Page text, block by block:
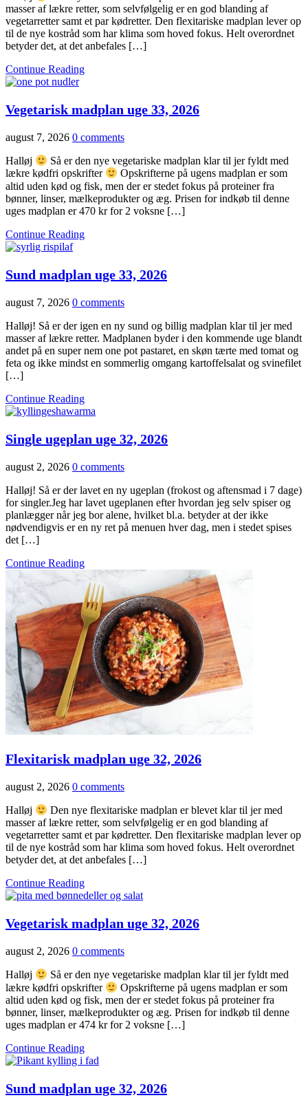
masser af lækre retter, som selvfølgelig er en god blanding af
vegetarretter samt et par kødretter. Den flexitariske madplan lever op
til de nye kostråd som har klima som hoved fokus. Helt overordnet
betyder det, at det anbefales […]
Continue Reading
Vegetarisk madplan uge 33, 2026
august 7, 2026 0 comments
Halløj
Så er den nye vegetariske madplan klar til jer fyldt med
lækre kødfri opskrifter
Opskrifterne på ugens madplan er som
altid uden kød og fisk, men der er stedet fokus på proteiner fra
bønner, linser, mælkeprodukter og æg. Prisen for indkøb til denne
uges madplan er 470 kr for 2 voksne […]
Continue Reading
Sund madplan uge 33, 2026
august 7, 2026 0 comments
Halløj! Så er der igen en ny sund og billig madplan klar til jer med
masser af lækre retter. Madplanen byder i den kommende uge blandt
andet på en super nem one pot pastaret, en skøn tærte med tomat og
feta og ikke mindst en sommerlig omgang kartoffelsalat og svinefilet
[…]
Continue Reading
Single ugeplan uge 32, 2026
august 2, 2026 0 comments
Halløj! Så er der lavet en ny ugeplan (frokost og aftensmad i 7 dage)
for singler.Jeg har lavet ugeplanen efter hvordan jeg selv spiser og
planlægger når jeg bor alene, hvilket bl.a. betyder at der ikke
nødvendigvis er en ny ret på menuen hver dag, men i stedet spises
det […]
Continue Reading
Flexitarisk madplan uge 32, 2026
august 2, 2026 0 comments
Halløj
Den nye flexitariske madplan er blevet klar til jer med
masser af lækre retter, som selvfølgelig er en god blanding af
vegetarretter samt et par kødretter. Den flexitariske madplan lever op
til de nye kostråd som har klima som hoved fokus. Helt overordnet
betyder det, at det anbefales […]
Continue Reading
Vegetarisk madplan uge 32, 2026
august 2, 2026 0 comments
Halløj
Så er den nye vegetariske madplan klar til jer fyldt med
lækre kødfri opskrifter
Opskrifterne på ugens madplan er som
altid uden kød og fisk, men der er stedet fokus på proteiner fra
bønner, linser, mælkeprodukter og æg. Prisen for indkøb til denne
uges madplan er 474 kr for 2 voksne […]
Continue Reading
Sund madplan uge 32, 2026